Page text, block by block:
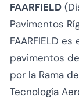
FAARFIELD
Pavimentos
FAARFIELD
pavimentos
por la Rama
Tecnología